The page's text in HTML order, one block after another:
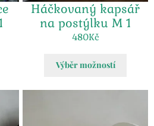
Háčkovaný kapsář
na postýlku M 1
480Kč
Výběr možností